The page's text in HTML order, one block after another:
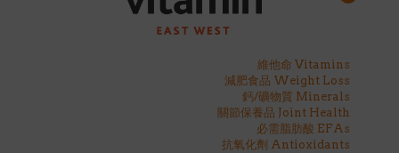
維他命 Vitamins
減肥食品 Weight Loss
鈣/礦物質 Minerals
關節保養品 Joint Health
必需脂肪酸 EFAs
抗氧化劑 Antioxidants